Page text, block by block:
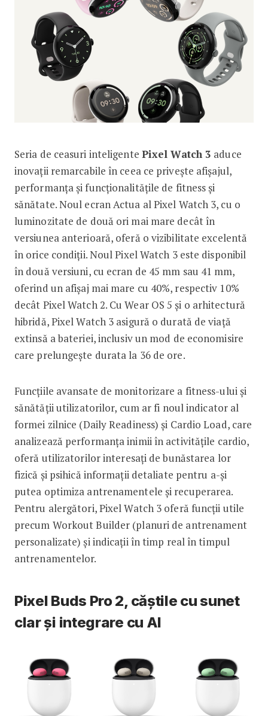
Seria de ceasuri inteligente Pixel Watch 3 aduce
inovații remarcabile în ceea ce privește afișajul,
performanța și funcționalitățile de fitness și
sănătate. Noul ecran Actua al Pixel Watch 3, cu o
luminozitate de două ori mai mare decât în
versiunea anterioară, oferă o vizibilitate excelentă
în orice condiții. Noul Pixel Watch 3 este disponibil
în două versiuni, cu ecran de 45 mm sau 41 mm,
oferind un afișaj mai mare cu 40%, respectiv 10%
decât Pixel Watch 2. Cu Wear OS 5 și o arhitectură
hibridă, Pixel Watch 3 asigură o durată de viață
extinsă a bateriei, inclusiv un mod de economisire
care prelungește durata la 36 de ore.
Funcțiile avansate de monitorizare a fitness-ului și
sănătății utilizatorilor, cum ar fi noul indicator al
formei zilnice (Daily Readiness) și Cardio Load, care
analizează performanța inimii în activitățile cardio,
oferă utilizatorilor interesați de bunăstarea lor
fizică și psihică informații detaliate pentru a-și
putea optimiza antrenamentele și recuperarea.
Pentru alergători, Pixel Watch 3 oferă funcții utile
precum Workout Builder (planuri de antrenament
personalizate) și indicații în timp real în timpul
antrenamentelor.
Pixel Buds Pro 2, căștile cu sunet
clar și integrare cu AI